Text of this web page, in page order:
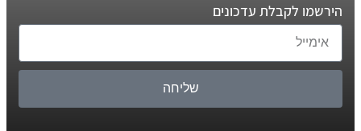
הירשמו לקבלת עדכונים
שליחה